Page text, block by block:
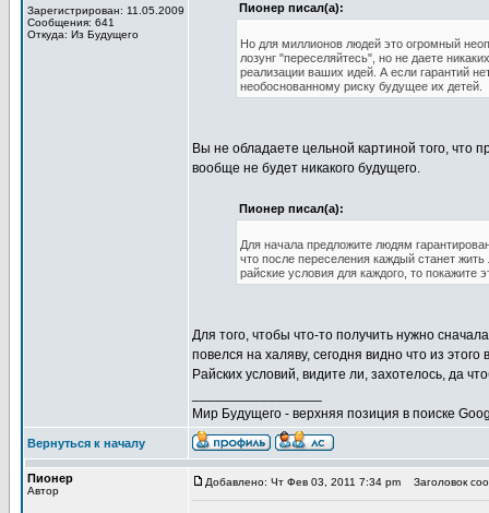
Зарегистрирован: 11.05.2009
Сообщения: 641
Откуда: Из Будущего
Пионер писал(а):
Но для миллионов людей это огромный
лозунг "переселяйтесь", но не даете
реализации ваших идей. А если гарантий
необоснованному риску будущее их детей.
Вы не обладаете цельной картиной того, что
вообще не будет никакого будущего.
Пионер писал(а):
Для начала предложите людям
что после переселения каждый станет
райские условия для каждого, то покажите
Для того, чтобы что-то получить нужно
повелся на халяву, сегодня видно что из
Райских условий, видите ли, захотелось, да
Мир Будущего - верхняя позиция в поиске
Вернуться к началу
Пионер
Автор
Добавлено: Чт Фев 03, 2011 7:34 pm Заголовок